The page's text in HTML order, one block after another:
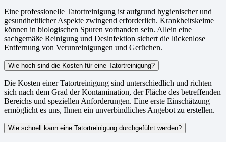
Eine professionelle Tatortreinigung ist aufgrund hygienischer und
gesundheitlicher Aspekte zwingend erforderlich. Krankheitskeime
können in biologischen Spuren vorhanden sein. Allein eine
sachgemäße Reinigung und Desinfektion sichert die lückenlose
Entfernung von Verunreinigungen und Gerüchen.
Wie hoch sind die Kosten für eine Tatortreinigung?
Die Kosten einer Tatortreinigung sind unterschiedlich und richten
sich nach dem Grad der Kontamination, der Fläche des betreffenden
Bereichs und speziellen Anforderungen. Eine erste Einschätzung
ermöglicht es uns, Ihnen ein unverbindliches Angebot zu erstellen.
Wie schnell kann eine Tatortreinigung durchgeführt werden?